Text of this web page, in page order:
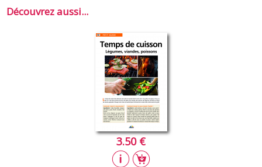
Découvrez aussi...
3.50 €